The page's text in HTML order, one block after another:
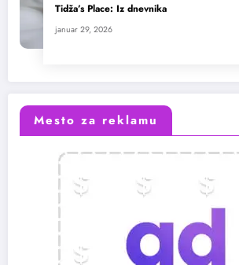
Tidža’s Place: Iz dnevnika
januar 29, 2026
Mesto za reklamu